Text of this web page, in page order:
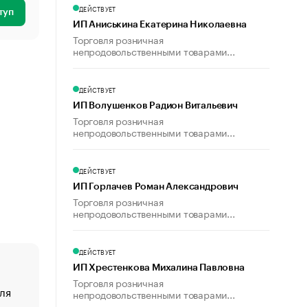
«От спорта тело стареет иначе». Как живет глава
ДЕЙСТВУЕТ
ИП Аниськина Екатерина Николаевна
Торговля розничная
непродовольственными товарами...
ДЕЙСТВУЕТ
ИП Волушенков Радион Витальевич
Торговля розничная
непродовольственными товарами...
ДЕЙСТВУЕТ
ИП Горлачев Роман Александрович
Торговля розничная
непродовольственными товарами...
ДЕЙСТВУЕТ
ИП Хрестенкова Михалина Павловна
Торговля розничная
непродовольственными товарами...